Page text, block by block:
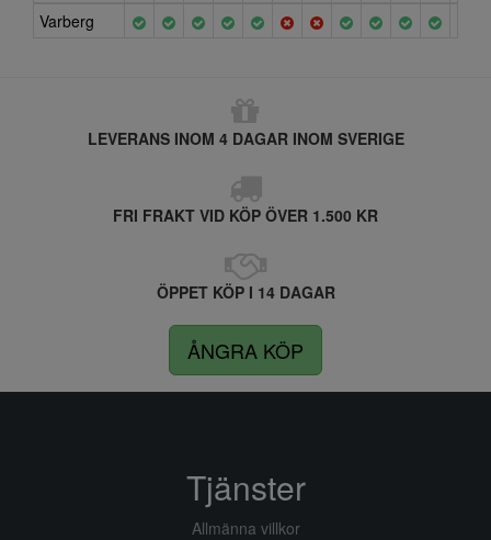
Varberg
LEVERANS INOM 4 DAGAR INOM SVERIGE
FRI FRAKT VID KÖP ÖVER 1.500 KR
ÖPPET KÖP I 14 DAGAR
ÅNGRA KÖP
Tjänster
Allmänna villkor